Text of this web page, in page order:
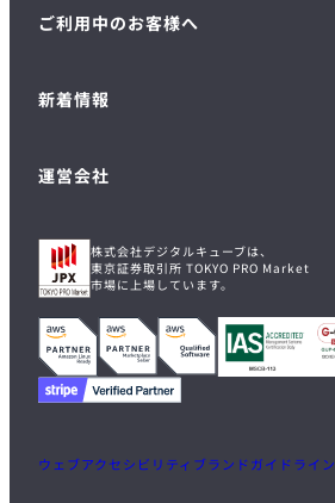
ご利用中のお客様へ
新着情報
運営会社
株式会社デジタルキューブは、
東京証券取引所 TOKYO PRO Market
市場に上場しています。
ウェブアクセシビリティ ブランドガイドライン